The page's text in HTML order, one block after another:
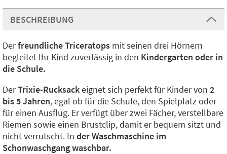
BESCHREIBUNG
Derfreundliche Triceratops mit seinen drei Hörnern
begleitet Ihr Kind zuverlässig in den Kindergarten oder in
die Schule.
DerTrixie-Rucksackeignet sich perfekt für Kinder von 2
bis 5 Jahren, egal ob für die Schule, den Spielplatz oder
für einen Ausflug. Er verfügt über zwei Fächer, verstellbare
Riemen sowie einen Brustclip, damit er bequem sitzt und
nicht verrutscht. In der Waschmaschine im
Schonwaschgang waschbar.